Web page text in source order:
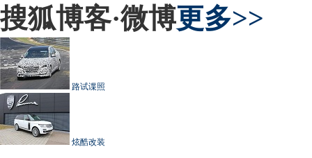
搜狐博客·微博更多>>
路试谍照
炫酷改装